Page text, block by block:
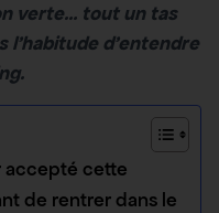
verte… tout un tas
d’entendre
accepté cette
de rentrer dans le